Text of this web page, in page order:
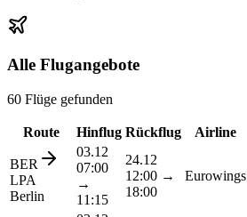
Alle Flugangebote
60 Flüge gefunden
Route Hinflug Rückflug Airline
BER
LPA
Berlin
03.12
07:00
→
11:15
24.12
12:00 →
18:00
Eurowings